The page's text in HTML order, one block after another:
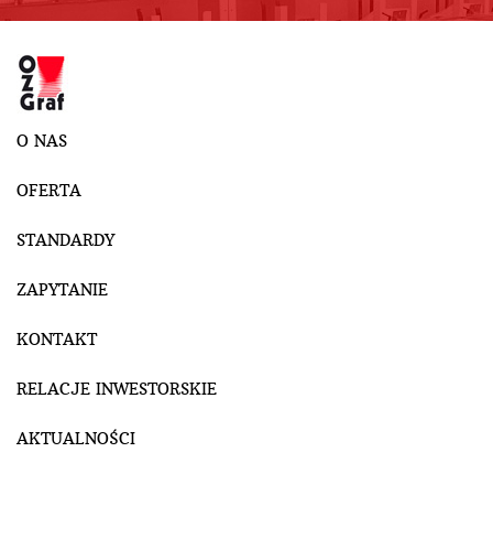
O NAS
OFERTA
STANDARDY
ZAPYTANIE
KONTAKT
RELACJE INWESTORSKIE
AKTUALNOŚCI